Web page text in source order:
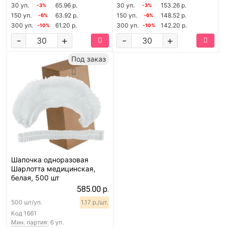
30 уп.
-3%
65.96 р.
150 уп.
-6%
63.92 р.
300 уп.
-10% 61.20 р.
+
-
30 уп.
-3%
153.26 р.
150 уп.
-6%
148.52 р.
300 уп.
-10% 142.20 р.
+
-
Под заказ
Шапочка одноразовая
Шарлотта медицинская,
белая, 500 шт
585.00 р.
Код 1661
500 шт/уп. 1.17 р./шт.
Мин. партия: 6 уп.